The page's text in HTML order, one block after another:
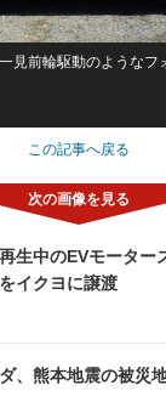
見前輪駆動のようなフ
この記事へ戻る
生中のEVモーター
イクヨに譲渡
、熊本地震の被災